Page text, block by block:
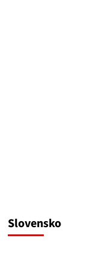
Slovensko